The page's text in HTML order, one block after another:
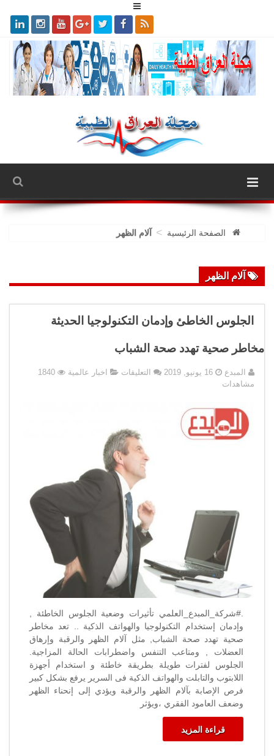
الصفحة الرئيسية > آلام الظهر
آلام الظهر
الجلوس الخاطئ وإدمان التكنولوجيا الحديثة
مخاطر صحية تهدد صحة الشباب
المبدع 16 يونيو, 2019 التعليقات على
الحديثة
مخاطر
صحية
تهدد
صحة
الشباب
اخبار عالمية
1840
مشاهدات
.#شركة_المبدع_العلمي تأثيرات وضعية الجلوس الخاطئة ,
وإدمان إستخدام التكنولوجيا والهواتف الذكية .. تعد مخاطر
صحية تهدد صحة الشباب, مثل آلام الظهر والرقبة وإرهاق
العضلات , ومتاعب التنفس واضطرابات الحالة المزاجية.
الجلوس لفترات طويلة بطريقة خاطئة و استخدام أجهزة
اللابتوب والتابلت والهواتف الذكية فى السرير يرفع بشكل كبير
فرص الإصابة بآلام الظهر والرقبة ويؤدي إلى إنحناء الظهر
وضعف العامود الفقري ،ويؤثر
قراءة المزيد